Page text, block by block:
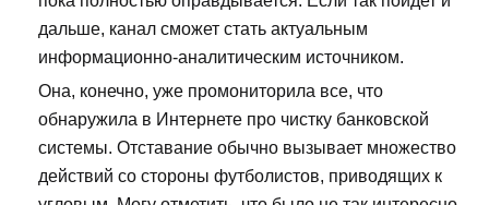
дальше, канал сможет стать актуальным
информационно-аналитическим источником.
Она, конечно, уже промониторила все, что
обнаружила в Интернете про чистку банковской
системы. Отставание обычно вызывает множество
действий со стороны футболистов, приводящих к